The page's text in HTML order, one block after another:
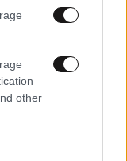
other
στέρησε από